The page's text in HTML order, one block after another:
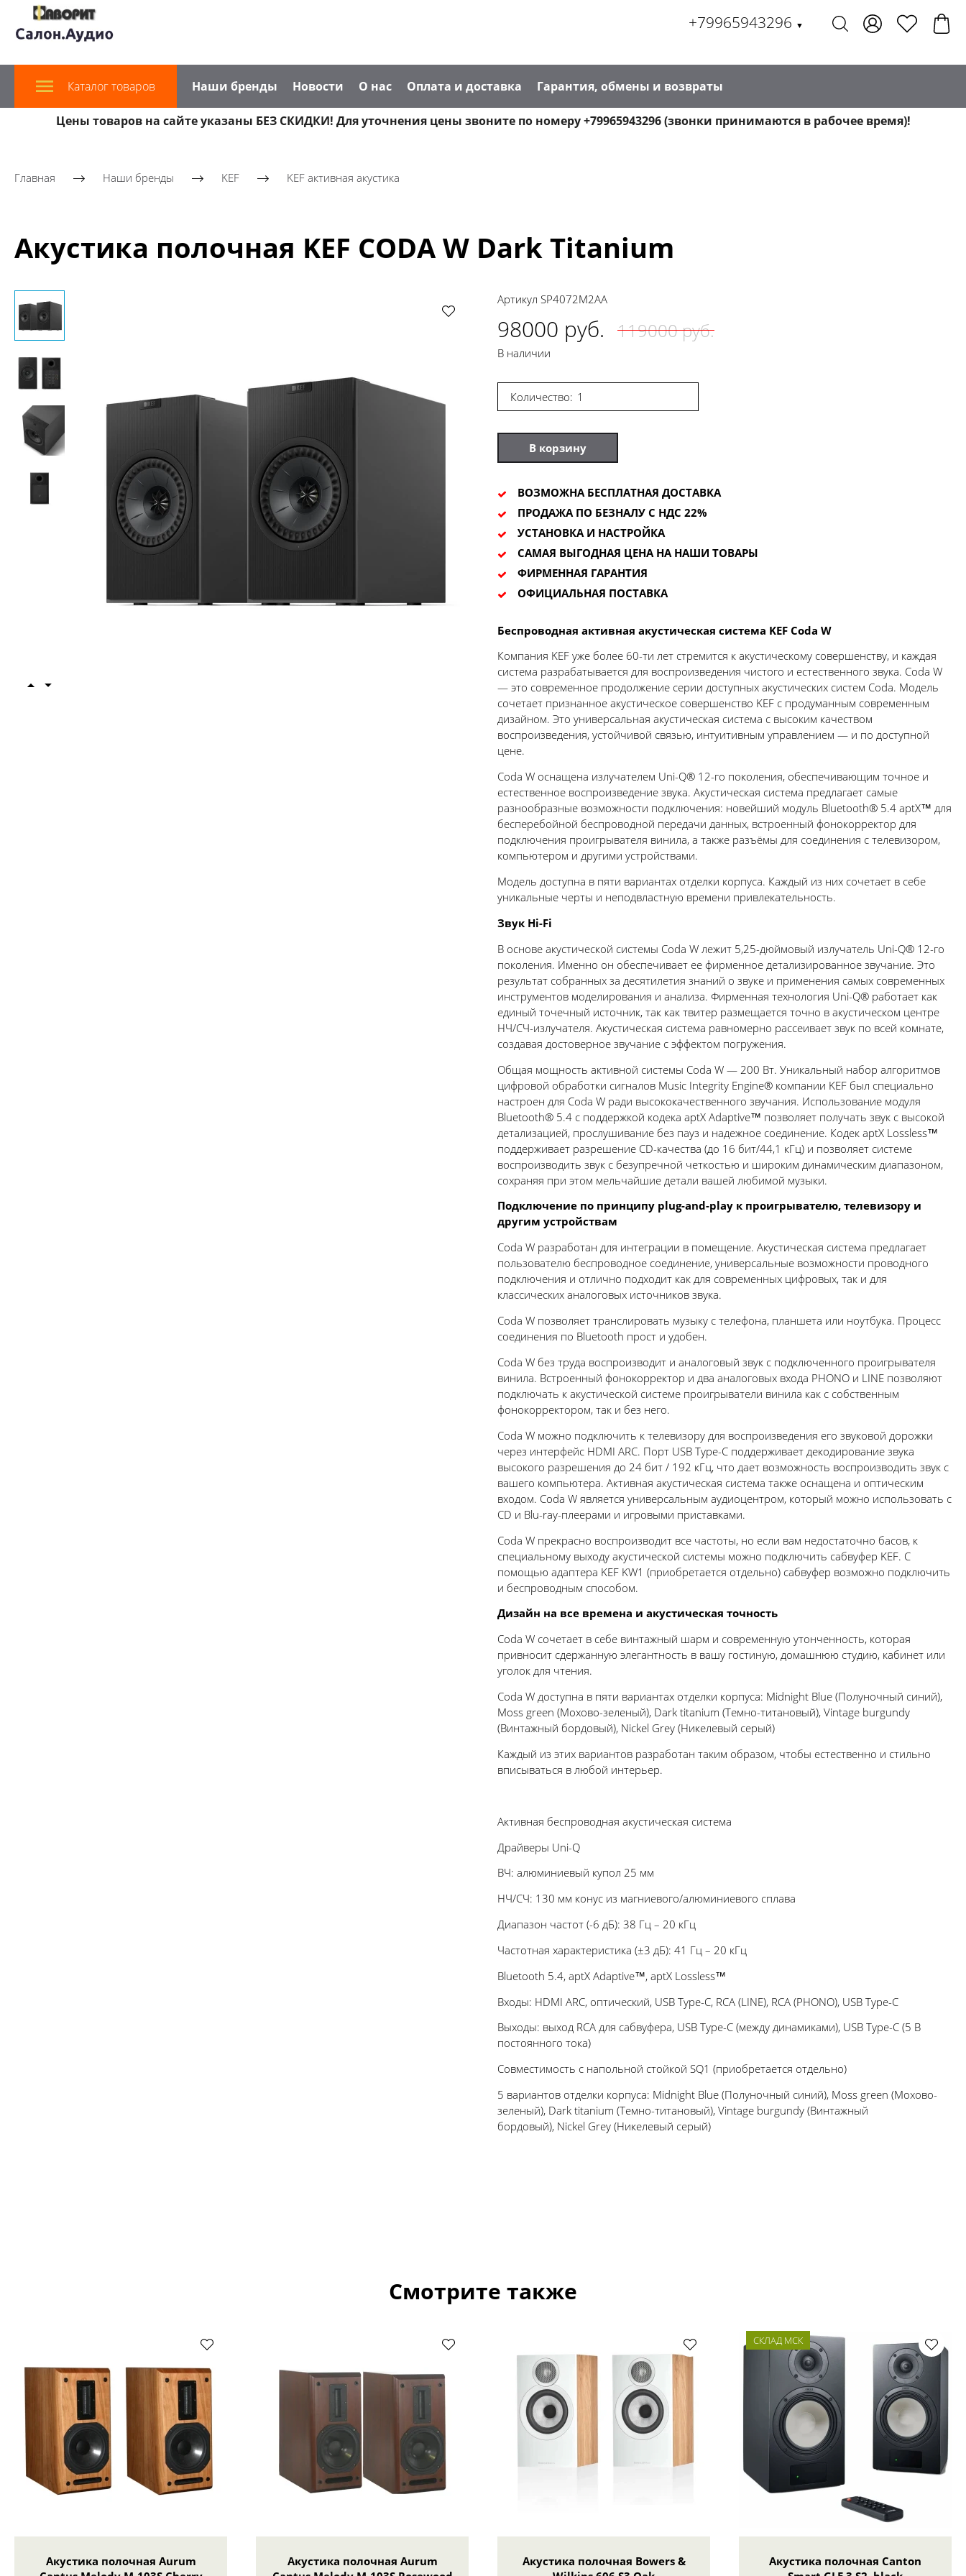
+79965943296 ▼
Каталог товаров Наши бренды Новости О нас Оплата и доставка Гарантия, обмены и возвраты
Цены товаров на сайте указаны БЕЗ СКИДКИ! Для уточнения цены звоните по номеру +79965943296 (звонки принимаются в рабочее время)!
Главная Наши бренды KEF KEF активная акустика
Акустика полочная KEF CODA W Dark Titanium
Артикул SP4072M2AA
98000 руб. 119000 руб.
В наличии
Количество:
В корзину
ВОЗМОЖНА БЕСПЛАТНАЯ ДОСТАВКА
ПРОДАЖА ПО БЕЗНАЛУ С НДС 22%
УСТАНОВКА И НАСТРОЙКА
САМАЯ ВЫГОДНАЯ ЦЕНА НА НАШИ ТОВАРЫ
ФИРМЕННАЯ ГАРАНТИЯ
ОФИЦИАЛЬНАЯ ПОСТАВКА
Беспроводная активная акустическая система KEF Coda W
Компания KEF уже более 60-ти лет стремится к акустическому совершенству, и каждая
система разрабатывается для воспроизведения чистого и естественного звука. Coda W
— это современное продолжение серии доступных акустических систем Coda. Модель
сочетает признанное акустическое совершенство KEF с продуманным современным
дизайном. Это универсальная акустическая система с высоким качеством
воспроизведения, устойчивой связью, интуитивным управлением — и по доступной
цене.
Coda W оснащена излучателем Uni-Q® 12-го поколения, обеспечивающим точное и
естественное воспроизведение звука. Акустическая система предлагает самые
разнообразные возможности подключения: новейший модуль Bluetooth® 5.4 aptX™ для
бесперебойной беспроводной передачи данных, встроенный фонокорректор для
подключения проигрывателя винила, а также разъёмы для соединения с телевизором,
компьютером и другими устройствами.
Модель доступна в пяти вариантах отделки корпуса. Каждый из них сочетает в себе
уникальные черты и неподвластную времени привлекательность.
Звук Hi-Fi
В основе акустической системы Coda W лежит 5,25-дюймовый излучатель Uni-Q® 12-го
поколения. Именно он обеспечивает ее фирменное детализированное звучание. Это
результат собранных за десятилетия знаний о звуке и применения самых современных
инструментов моделирования и анализа. Фирменная технология Uni-Q® работает как
единый точечный источник, так как твитер размещается точно в акустическом центре
НЧ/СЧ-излучателя. Акустическая система равномерно рассеивает звук по всей комнате,
создавая достоверное звучание с эффектом погружения.
Общая мощность активной системы Coda W — 200 Вт. Уникальный набор алгоритмов
цифровой обработки сигналов Music Integrity Engine® компании KEF был специально
настроен для Coda W ради высококачественного звучания. Использование модуля
Bluetooth® 5.4 с поддержкой кодека aptX Adaptive™ позволяет получать звук с высокой
детализацией, прослушивание без пауз и надежное соединение. Кодек aptX Lossless™
поддерживает разрешение CD-качества (до 16 бит/44,1 кГц) и позволяет системе
воспроизводить звук с безупречной четкостью и широким динамическим диапазоном,
сохраняя при этом мельчайшие детали вашей любимой музыки.
Подключение по принципу plug-and-play к проигрывателю, телевизору и
другим устройствам
Coda W разработан для интеграции в помещение. Акустическая система предлагает
пользователю беспроводное соединение, универсальные возможности проводного
подключения и отлично подходит как для современных цифровых, так и для
классических аналоговых источников звука.
Coda W позволяет транслировать музыку с телефона, планшета или ноутбука. Процесс
соединения по Bluetooth прост и удобен.
Coda W без труда воспроизводит и аналоговый звук с подключенного проигрывателя
винила. Встроенный фонокорректор и два аналоговых входа PHONO и LINE позволяют
подключать к акустической системе проигрыватели винила как с собственным
фонокорректором, так и без него.
Coda W можно подключить к телевизору для воспроизведения его звуковой дорожки
через интерфейс HDMI ARC. Порт USB Type-C поддерживает декодирование звука
высокого разрешения до 24 бит / 192 кГц, что дает возможность воспроизводить звук с
вашего компьютера. Активная акустическая система также оснащена и оптическим
входом. Coda W является универсальным аудиоцентром, который можно использовать с
CD и Blu-ray-плеерами и игровыми приставками.
Coda W прекрасно воспроизводит все частоты, но если вам недостаточно басов, к
специальному выходу акустической системы можно подключить сабвуфер KEF. С
помощью адаптера KEF KW1 (приобретается отдельно) сабвуфер возможно подключить
и беспроводным способом.
Дизайн на все времена и акустическая точность
Coda W сочетает в себе винтажный шарм и современную утонченность, которая
привносит сдержанную элегантность в вашу гостиную, домашнюю студию, кабинет или
уголок для чтения.
Coda W доступна в пяти вариантах отделки корпуса: Midnight Blue (Полуночный синий),
Moss green (Мохово-зеленый), Dark titanium (Темно-титановый), Vintage burgundy
(Винтажный бордовый), Nickel Grey (Никелевый серый)
Каждый из этих вариантов разработан таким образом, чтобы естественно и стильно
вписываться в любой интерьер.
Активная беспроводная акустическая система
Драйверы Uni-Q
ВЧ: алюминиевый купол 25 мм
НЧ/СЧ: 130 мм конус из магниевого/алюминиевого сплава
Диапазон частот (-6 дБ): 38 Гц – 20 кГц
Частотная характеристика (±3 дБ): 41 Гц – 20 кГц
Bluetooth 5.4, aptX Adaptive™, aptX Lossless™
Входы: HDMI ARC, оптический, USB Type-C, RCA (LINE), RCA (PHONO), USB Type-C
Выходы: выход RCA для сабвуфера, USB Type-C (между динамиками), USB Type-C (5 В
постоянного тока)
Совместимость с напольной стойкой SQ1 (приобретается отдельно)
5 вариантов отделки корпуса: Midnight Blue (Полуночный синий), Moss green (Мохово-
зеленый), Dark titanium (Темно-титановый), Vintage burgundy (Винтажный
бордовый), Nickel Grey (Никелевый серый)
Смотрите также
Акустика полочная Aurum
Акустика полочная Aurum
Акустика полочная Bowers &
СКЛАД МСК
Акустика полочная Canton